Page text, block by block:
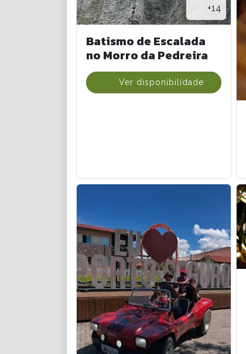
+14
Batismo de Escalada
no Morro da Pedreira
Ver disponibilidade